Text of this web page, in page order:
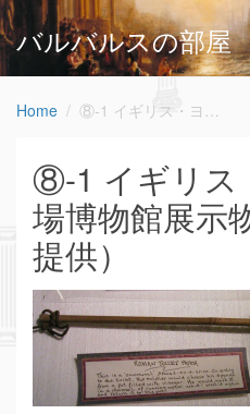
バルバルスの部屋
Home ⑧-1 イギリス・ヨークの浴場博物館展示物（林俊明氏提供）
⑧-1 イギリス
場博物館展示
提供）